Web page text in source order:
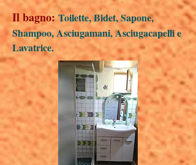
Il bagno: Toilette, Bidet, Sapone,
Shampoo, Asciugamani, Asciugacapelli e
Lavatrice.